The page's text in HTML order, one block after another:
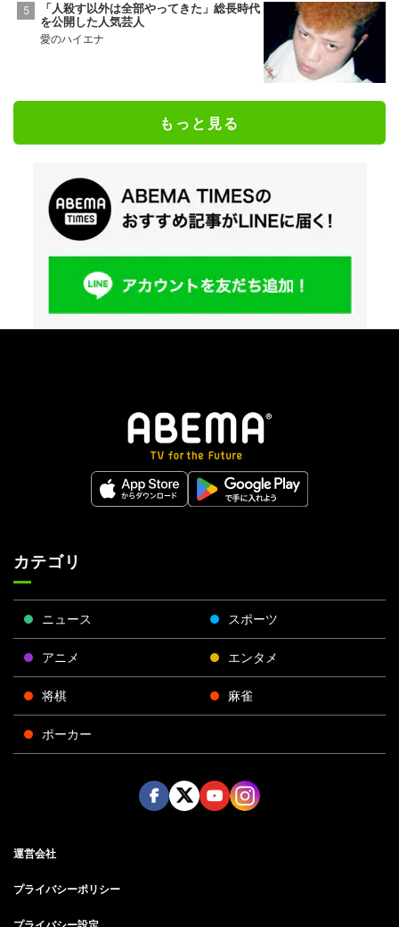
「人殺す以外は全部やってきた」総長時代
を公開した人気芸人
愛のハイエナ
もっと見る
カテゴリ
ニュース スポーツ
アニメ エンタメ
将棋 麻雀
ポーカー
運営会社
プライバシーポリシー